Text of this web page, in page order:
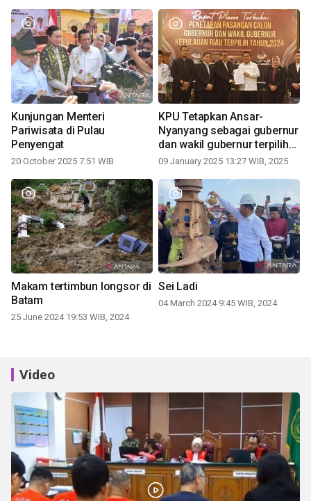
Kunjungan Menteri
Pariwisata di Pulau
Penyengat
20 October 2025 7:51 WIB
KPU Tetapkan Ansar-
Nyanyang sebagai gubernur
dan wakil gubernur terpilih
periode 2025-2030
09 January 2025 13:27 WIB, 2025
Makam tertimbun longsor di
Batam
25 June 2024 19:53 WIB, 2024
Sei Ladi
04 March 2024 9:45 WIB, 2024
Video